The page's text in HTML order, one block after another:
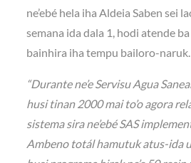
ne’ebé hela iha Aldeia Saben sei
semana ida dala 1, hodi atende
bainhira iha tempu bailoro-naruk.
“Durante ne’e Servisu Agua
husi tinan 2000 mai to’o agora
sistema sira ne’ebé SAS
Ambeno totál hamutuk atus-ida